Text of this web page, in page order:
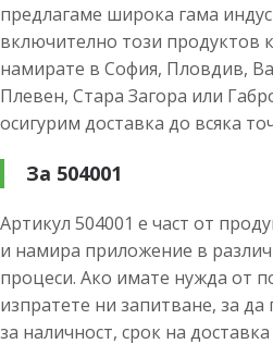
предлагаме широка гама
включително този продуктов
намирате в София, Пловдив,
Плевен, Стара Загора или
осигурим доставка до всяка
За 504001
Артикул 504001 е част от
и намира приложение в
процеси. Ако имате нужда от
изпратете ни запитване, за
за наличност, срок на